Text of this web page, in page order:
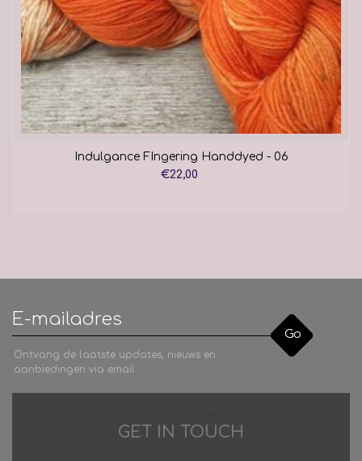
Indulgance FIngering Handdyed - 06
€22,00
Go
Ontvang de laatste updates, nieuws en
aanbiedingen via email
GET IN TOUCH